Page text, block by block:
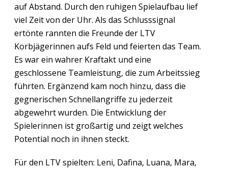
auf Abstand. Durch den ruhigen Spielaufbau lief
viel Zeit von der Uhr. Als das Schlusssignal
ertönte rannten die Freunde der LTV
Korbjägerinnen aufs Feld und feierten das Team.
Es war ein wahrer Kraftakt und eine
geschlossene Teamleistung, die zum Arbeitssieg
führten. Ergänzend kam noch hinzu, dass die
gegnerischen Schnellangriffe zu jederzeit
abgewehrt wurden. Die Entwicklung der
Spielerinnen ist großartig und zeigt welches
Potential noch in ihnen steckt.
Für den LTV spielten: Leni, Dafina, Luana, Mara,